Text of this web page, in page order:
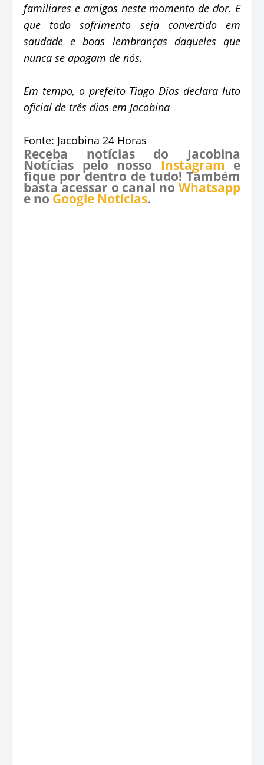
familiares e amigos neste momento de dor. E
que todo sofrimento seja convertido em
saudade e boas lembranças daqueles que
nunca se apagam de nós.
Em tempo, o prefeito Tiago Dias declara luto
oficial de três dias em Jacobina
Fonte: Jacobina 24 Horas
Receba notícias do Jacobina
Notícias pelo nosso Instagram e
fique por dentro de tudo! Também
basta acessar o canal no Whatsapp
e no Google Notícias.